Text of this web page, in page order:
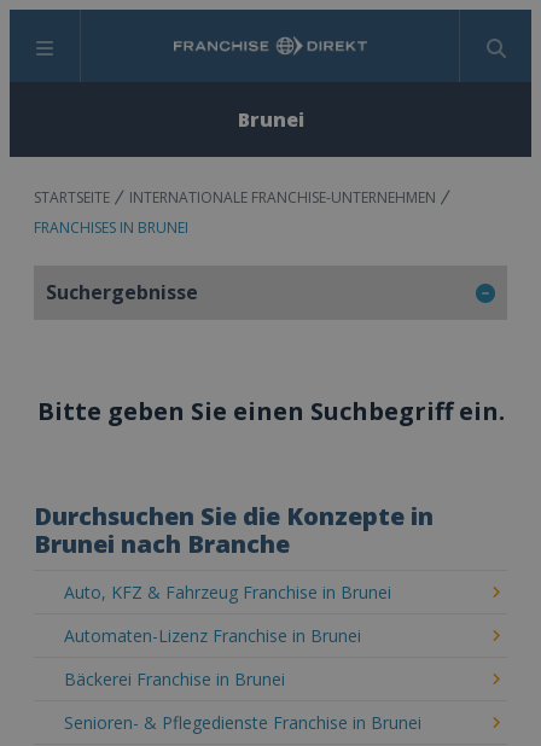
Menü Suchen
Brunei
STARTSEITE
INTERNATIONALE FRANCHISE-UNTERNEHMEN
FRANCHISES IN BRUNEI
Suchergebnisse
Bitte geben Sie einen Suchbegriff ein.
Durchsuchen Sie die Konzepte in
Brunei nach Branche
Auto, KFZ & Fahrzeug Franchise in Brunei
Automaten-Lizenz Franchise in Brunei
Bäckerei Franchise in Brunei
Senioren- & Pflegedienste Franchise in Brunei